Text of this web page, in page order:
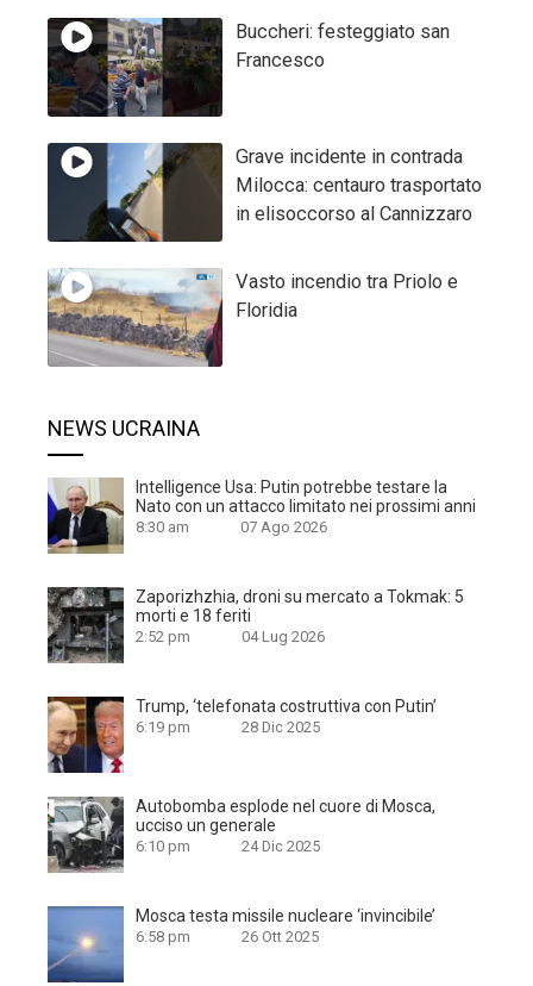
Buccheri: festeggiato san
Francesco
Grave incidente in contrada
Milocca: centauro trasportato
in elisoccorso al Cannizzaro
Vasto incendio tra Priolo e
Floridia
NEWS UCRAINA
Intelligence Usa: Putin potrebbe testare la
Nato con un attacco limitato nei prossimi anni
8:30 am 07 Ago 2026
Zaporizhzhia, droni su mercato a Tokmak: 5
morti e 18 feriti
2:52 pm 04 Lug 2026
Trump, ‘telefonata costruttiva con Putin’
6:19 pm 28 Dic 2025
Autobomba esplode nel cuore di Mosca,
ucciso un generale
6:10 pm 24 Dic 2025
Mosca testa missile nucleare ‘invincibile’
6:58 pm 26 Ott 2025